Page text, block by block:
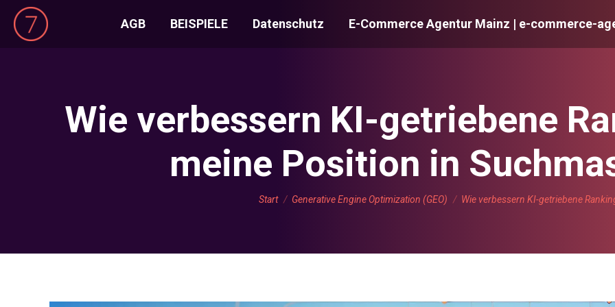
AGB BEISPIELE Datenschutz E-Commerce Agentur Mainz | e-commerce-
Wie verbessern KI-getriebene
meine Position in
Sie befinden sich hier:
Start Generative Engine Optimization (GEO) Wie verbessern KI-getriebene